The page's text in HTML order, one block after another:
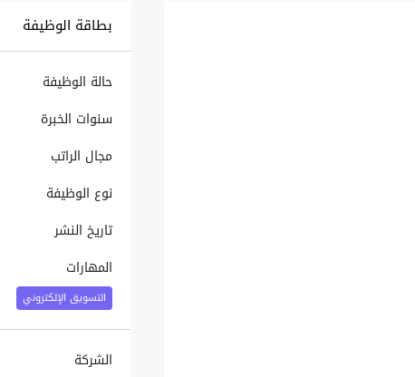
بطاقة الوظيفة
حالة الوظيفة
سنوات الخبرة
مجال الراتب
نوع الوظيفة
تاريخ النشر
المهارات
التسويق الإلكتروني
الشركة